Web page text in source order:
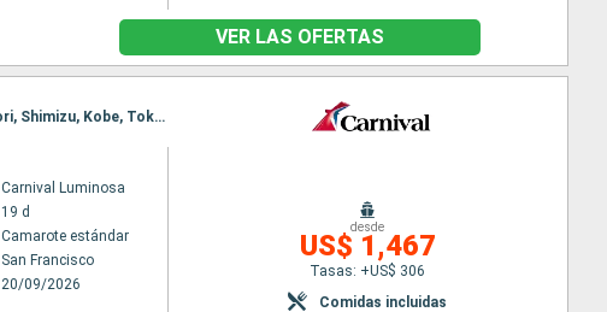
VER LAS OFERTAS
Itinerario : San Francisco, Ketchikán, Icy Strait Point, Hubard Glacier, date, Otaru, aomori, Shimizu, Kobe, Tokyo
Carnival Luminosa
19 d
Camarote estándar
San Francisco
20/09/2026
desde
US$ 1,467
Tasas: +US$ 306
Comidas incluidas